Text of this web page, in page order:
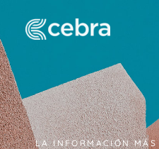
LA INFORMACIÓN MÁS